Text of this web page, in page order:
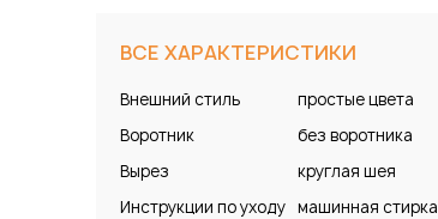
ВСЕ ХАРАКТЕРИСТИКИ
Внешний стиль
простые цвета
Воротник
без воротника
Вырез
круглая шея
Инструкции по уходу машинная стирка